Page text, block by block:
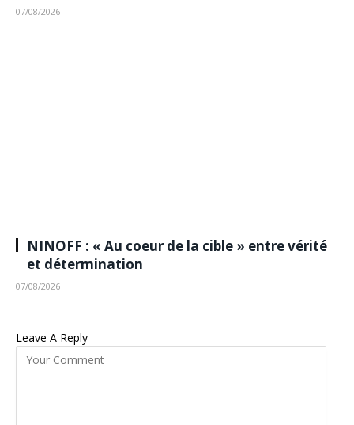
07/08/2026
NINOFF : « Au coeur de la cible » entre vérité
et détermination
07/08/2026
Leave A Reply